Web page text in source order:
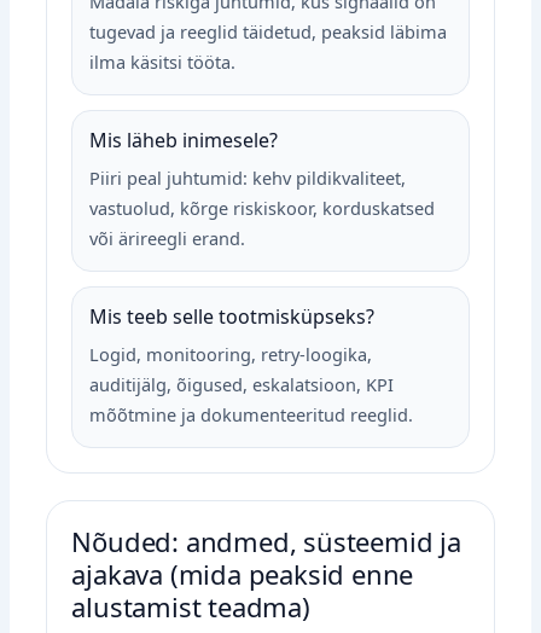
tugevad ja reeglid täidetud, peaksid läbima
ilma käsitsi tööta.
Mis läheb inimesele?
Piiri peal juhtumid: kehv pildikvaliteet,
vastuolud, kõrge riskiskoor, korduskatsed
või ärireegli erand.
Mis teeb selle tootmisküpseks?
Logid, monitooring, retry‑loogika,
auditijälg, õigused, eskalatsioon, KPI
mõõtmine ja dokumenteeritud reeglid.
Nõuded: andmed, süsteemid ja
ajakava (mida peaksid enne
alustamist teadma)